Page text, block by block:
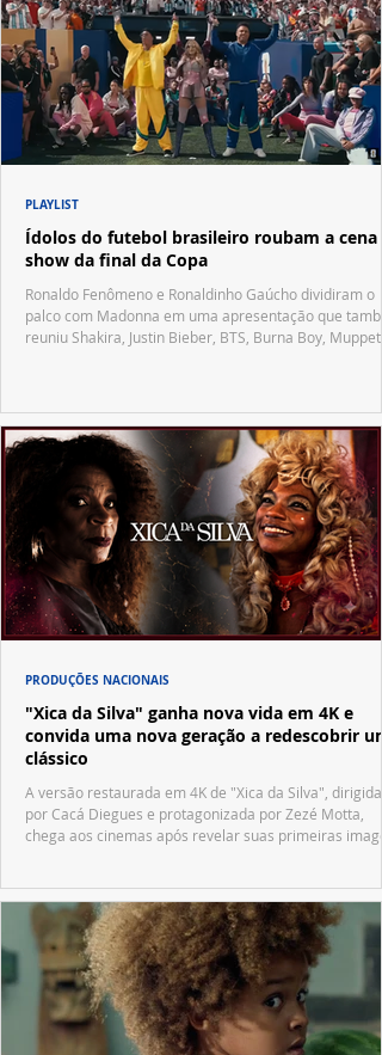
Ídolos do futebol brasileiro roubam a cena
show da final da Copa
Ronaldo Fenômeno e Ronaldinho Gaúcho dividiram o
palco com Madonna em uma apresentação que
reuniu Shakira, Justin Bieber, BTS, Burna Boy, Muppets,
PLAYLIST
"Xica da Silva" ganha nova vida em 4K e
convida uma nova geração a redescobrir um
clássico
A versão restaurada em 4K de "Xica da Silva", dirigida
por Cacá Diegues e protagonizada por Zezé Motta,
chega aos cinemas após revelar suas primeiras
PRODUÇÕES NACIONAIS